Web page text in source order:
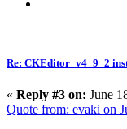
Re: CKEditor_v4_9_2
« Reply #3 on: June
Quote from: evaki on